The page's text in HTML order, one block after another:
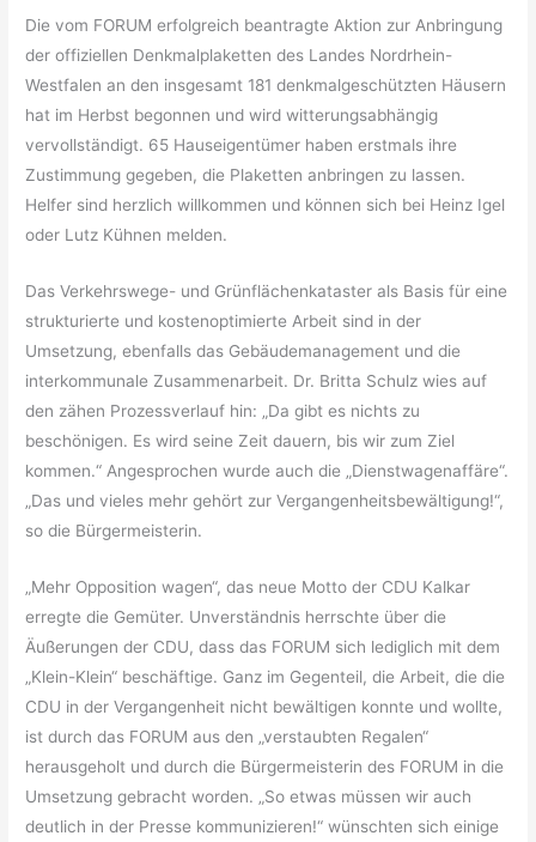
Die vom FORUM erfolgreich beantragte Aktion zur Anbringung
der offiziellen Denkmalplaketten des Landes Nordrhein-
Westfalen an den insgesamt 181 denkmalgeschützten Häusern
hat im Herbst begonnen und wird witterungsabhängig
vervollständigt. 65 Hauseigentümer haben erstmals ihre
Zustimmung gegeben, die Plaketten anbringen zu lassen.
Helfer sind herzlich willkommen und können sich bei Heinz Igel
oder Lutz Kühnen melden.
Das Verkehrswege- und Grünflächenkataster als Basis für eine
strukturierte und kostenoptimierte Arbeit sind in der
Umsetzung, ebenfalls das Gebäudemanagement und die
interkommunale Zusammenarbeit. Dr. Britta Schulz wies auf
den zähen Prozessverlauf hin: „Da gibt es nichts zu
beschönigen. Es wird seine Zeit dauern, bis wir zum Ziel
kommen.“ Angesprochen wurde auch die „Dienstwagenaffäre“.
„Das und vieles mehr gehört zur Vergangenheitsbewältigung!“,
so die Bürgermeisterin.
„Mehr Opposition wagen“, das neue Motto der CDU Kalkar
erregte die Gemüter. Unverständnis herrschte über die
Äußerungen der CDU, dass das FORUM sich lediglich mit dem
„Klein-Klein“ beschäftige. Ganz im Gegenteil, die Arbeit, die die
CDU in der Vergangenheit nicht bewältigen konnte und wollte,
ist durch das FORUM aus den „verstaubten Regalen“
herausgeholt und durch die Bürgermeisterin des FORUM in die
Umsetzung gebracht worden. „So etwas müssen wir auch
deutlich in der Presse kommunizieren!“ wünschten sich einige